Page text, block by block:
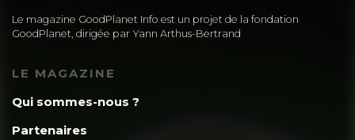
Le magazine GoodPlanet Info est un projet de la fondation
GoodPlanet, dirigée par Yann Arthus-Bertrand
LE MAGAZINE
Qui sommes-nous ?
Partenaires